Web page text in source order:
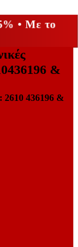
• Με το
&
2610 436196 &